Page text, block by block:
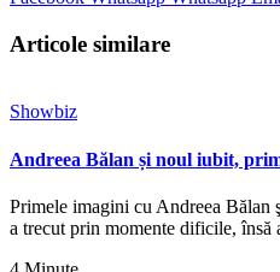
Articole similare
Showbiz
Andreea Bălan și noul iubit,
Primele imagini cu Andreea
a trecut prin momente dificile,